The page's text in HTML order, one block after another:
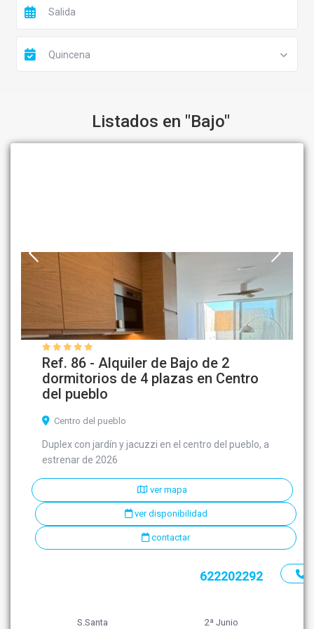
Quincena
Listados en "Bajo"
Ref. 86 - Alquiler de Bajo de 2
dormitorios de 4 plazas en Centro
del pueblo
Centro del pueblo
Duplex con jardín y jacuzzi en el centro del pueblo, a
estrenar de 2026
ver mapa
ver disponibilidad
contactar
622202292
S.Santa
2ª Junio